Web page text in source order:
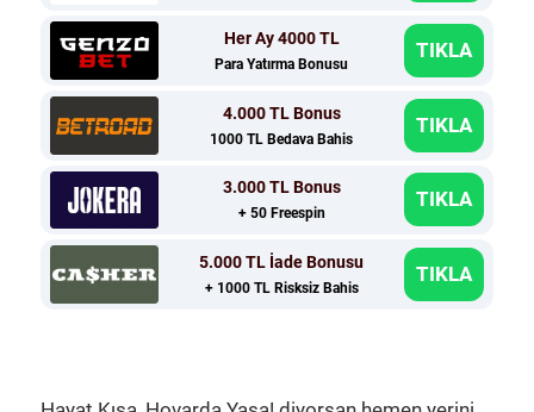
Her Ay 4000 TL
Para Yatırma Bonusu
TIKLA
4.000 TL Bonus
1000 TL Bedava Bahis
TIKLA
3.000 TL Bonus
+ 50 Freespin
TIKLA
5.000 TL İade Bonusu
+ 1000 TL Risksiz Bahis
TIKLA